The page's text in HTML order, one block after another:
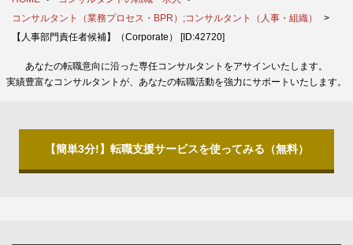
コンサルタント（業務プロセス・BPR）;コンサルタント（人事・組織）
【人事部門責任者候補】（Corporate） [ID:42720]
あなたの転職意向に沿った専任コンサルタントをアサインいたします。
実績豊富なコンサルタントが、あなたの転職活動を強力にサポートいたします。
【簡単3分!】転職支援サービスを使ってみる（無料）